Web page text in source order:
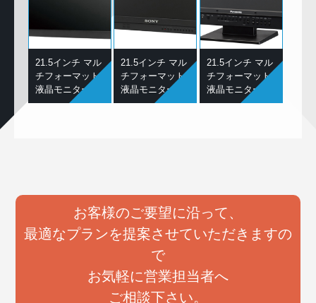
21.5インチ マル
チフォーマット
液晶モニター
21.5インチ マル
チフォーマット
液晶モニター
21.5インチ マル
チフォーマット
液晶モニター
お客様のご要望に沿って、
最適なプランを提案させていただきますの
で
お気軽に営業担当者へ
ご相談下さい。